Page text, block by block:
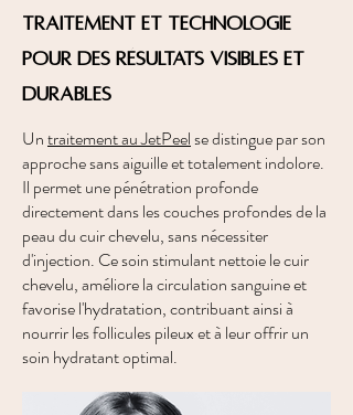
Traitement et technologie
pour des résultats visibles et
durables
Untraitement au JetPeelse distingue par son
approche sans aiguille et totalement indolore.
Il permet une pénétration profonde
directement dans les couches profondes de la
peau du cuir chevelu, sans nécessiter
d'injection. Ce soin stimulant nettoie le cuir
chevelu, améliore la circulation sanguine et
favorise l'hydratation, contribuant ainsi à
nourrir les follicules pileux et à leur offrir un
soin hydratant optimal.